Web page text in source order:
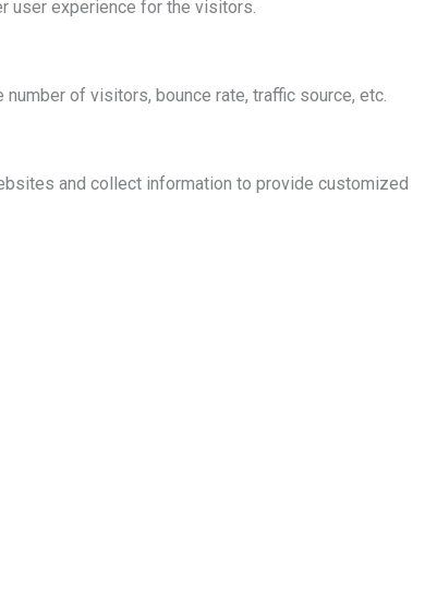
user experience for the visitors.
of visitors, bounce rate, traffic source, etc.
and collect information to provide customized